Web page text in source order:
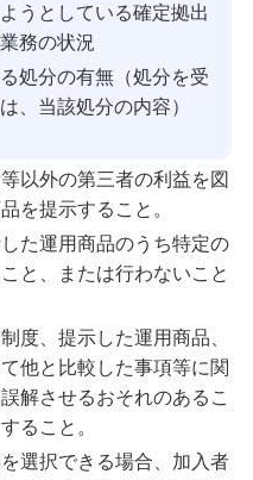
うとしている確定拠出
務の状況
処分の有無（処分を受
、当該処分の内容）
以外の第三者の利益を図
を提示すること。
た運用商品のうち特定の
と、または行わないこと
度、提示した運用商品、
他と比較した事項等に関
解させるおそれのあるこ
ること。
選択できる場合、加入者